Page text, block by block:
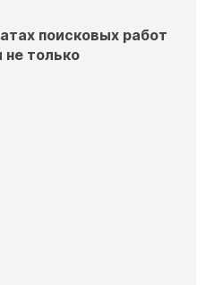
поисковых работ
только